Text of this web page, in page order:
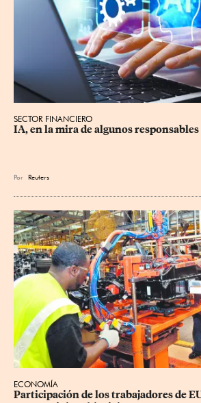
SECTOR FINANCIERO
IA, en la mira de algunos responsables
Por Reuters
ECONOMÍA
Participación de los trabajadores de